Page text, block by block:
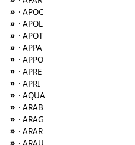
» · APOC
» · APOL
» · APOT
» · APPA
» · APPO
» · APRE
» · APRI
» · AQUA
» · ARAB
» · ARAG
» · ARAR
»